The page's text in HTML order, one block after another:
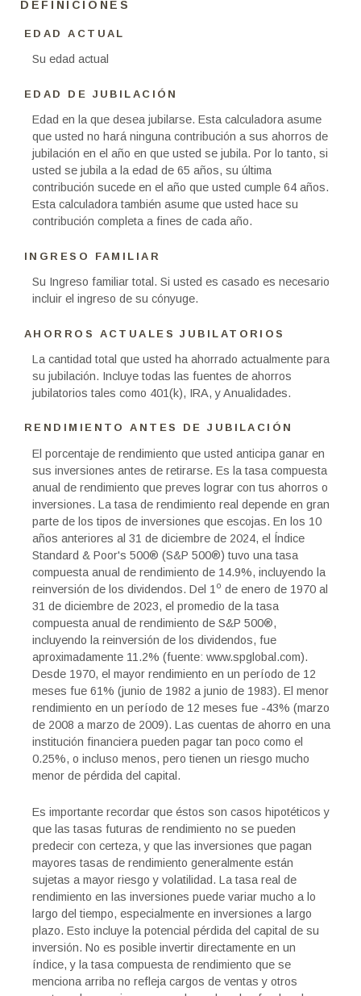
DEFINICIONES
EDAD ACTUAL
Su edad actual
EDAD DE JUBILACIÓN
Edad en la que desea jubilarse. Esta calculadora asume
que usted no hará ninguna contribución a sus ahorros de
jubilación en el año en que usted se jubila. Por lo tanto, si
usted se jubila a la edad de 65 años, su última
contribución sucede en el año que usted cumple 64 años.
Esta calculadora también asume que usted hace su
contribución completa a fines de cada año.
INGRESO FAMILIAR
Su Ingreso familiar total. Si usted es casado es necesario
incluir el ingreso de su cónyuge.
AHORROS ACTUALES JUBILATORIOS
La cantidad total que usted ha ahorrado actualmente para
su jubilación. Incluye todas las fuentes de ahorros
jubilatorios tales como 401(k), IRA, y Anualidades.
RENDIMIENTO ANTES DE JUBILACIÓN
El porcentaje de rendimiento que usted anticipa ganar en
sus inversiones antes de retirarse. Es la tasa compuesta
anual de rendimiento que preves lograr con tus ahorros o
inversiones. La tasa de rendimiento real depende en gran
parte de los tipos de inversiones que escojas. En los 10
años anteriores al 31 de diciembre de 2024, el Índice
Standard & Poor's 500® (S&P 500®) tuvo una tasa
compuesta anual de rendimiento de 14.9%, incluyendo la
reinversión de los dividendos. Del 1 o de enero de 1970 al
31 de diciembre de 2023, el promedio de la tasa
compuesta anual de rendimiento de S&P 500®,
incluyendo la reinversión de los dividendos, fue
aproximadamente 11.2% (fuente: www.spglobal.com).
Desde 1970, el mayor rendimiento en un período de 12
meses fue 61% (junio de 1982 a junio de 1983). El menor
rendimiento en un período de 12 meses fue -43% (marzo
de 2008 a marzo de 2009). Las cuentas de ahorro en una
institución financiera pueden pagar tan poco como el
0.25%, o incluso menos, pero tienen un riesgo mucho
menor de pérdida del capital.
Es importante recordar que éstos son casos hipotéticos y
que las tasas futuras de rendimiento no se pueden
predecir con certeza, y que las inversiones que pagan
mayores tasas de rendimiento generalmente están
sujetas a mayor riesgo y volatilidad. La tasa real de
rendimiento en las inversiones puede variar mucho a lo
largo del tiempo, especialmente en inversiones a largo
plazo. Esto incluye la potencial pérdida del capital de su
inversión. No es posible invertir directamente en un
índice, y la tasa compuesta de rendimiento que se
menciona arriba no refleja cargos de ventas y otros